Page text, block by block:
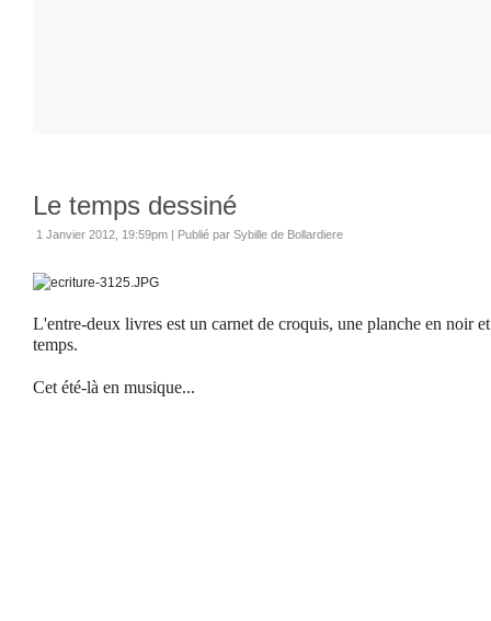
Le temps dessiné
1 Janvier 2012, 19:59pm | Publié par Sybille de Bollardiere
L'entre-deux livres est un carnet de croquis, une planche en noir
temps.
Cet été-là en musique...